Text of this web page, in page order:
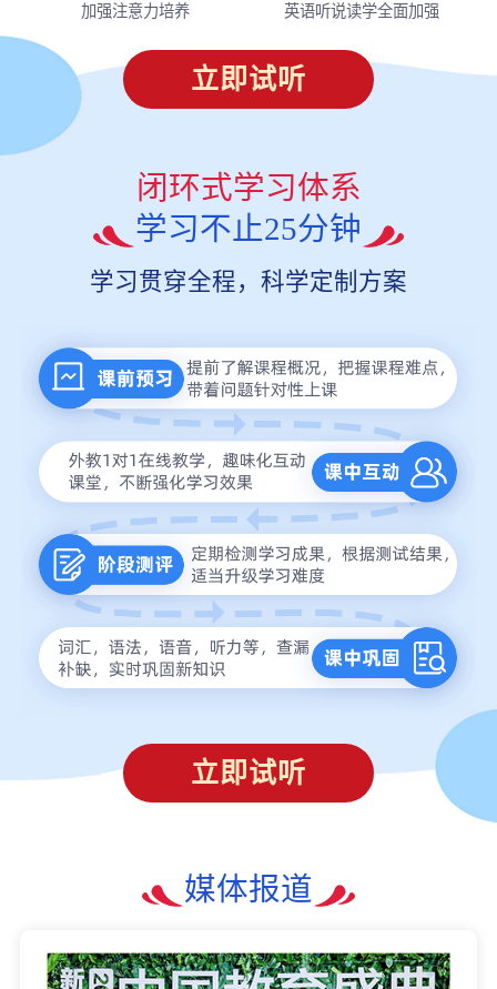
加强注意力培养
英语听说读学全面加强
立即试听
闭环式学习体系
学习不止25分钟
学习贯穿全程，科学定制方案
立即试听
媒体报道